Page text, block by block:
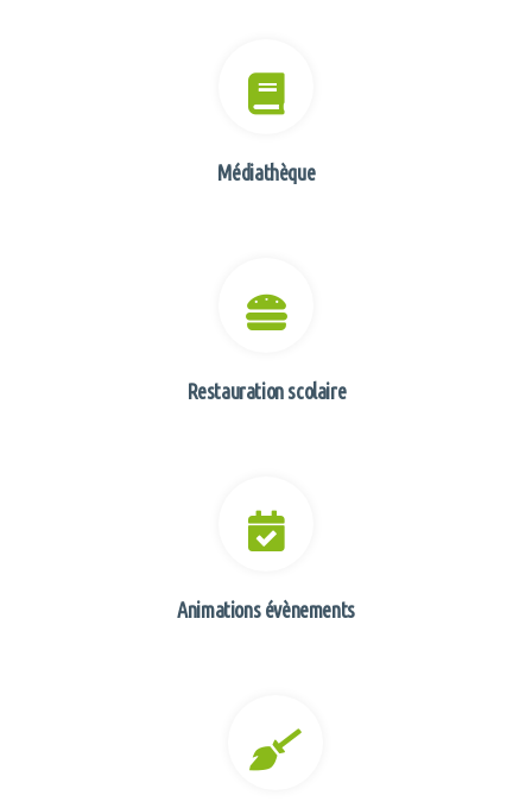
Médiathèque
Restauration scolaire
Animations évènements